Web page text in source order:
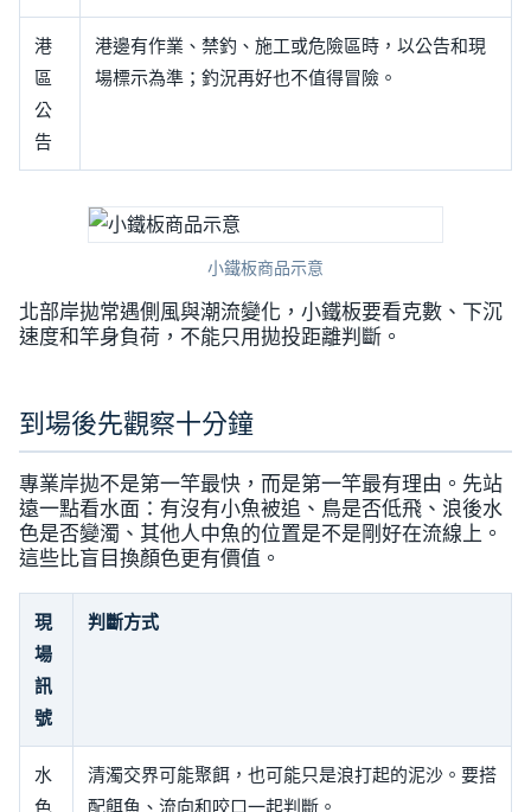
港
區
公
告
港邊有作業、禁釣、施工或危險區時，以公告和現
場標示為準；釣況再好也不值得冒險。
小鐵板商品示意
北部岸拋常遇側風與潮流變化，小鐵板要看克數、下沉
速度和竿身負荷，不能只用拋投距離判斷。
到場後先觀察十分鐘
專業岸拋不是第一竿最快，而是第一竿最有理由。先站
遠一點看水面：有沒有小魚被追、鳥是否低飛、浪後水
色是否變濁、其他人中魚的位置是不是剛好在流線上。
這些比盲目換顏色更有價值。
現
場
訊
號
判斷方式
水
色
清濁交界可能聚餌，也可能只是浪打起的泥沙。要搭
配餌魚、流向和咬口一起判斷。